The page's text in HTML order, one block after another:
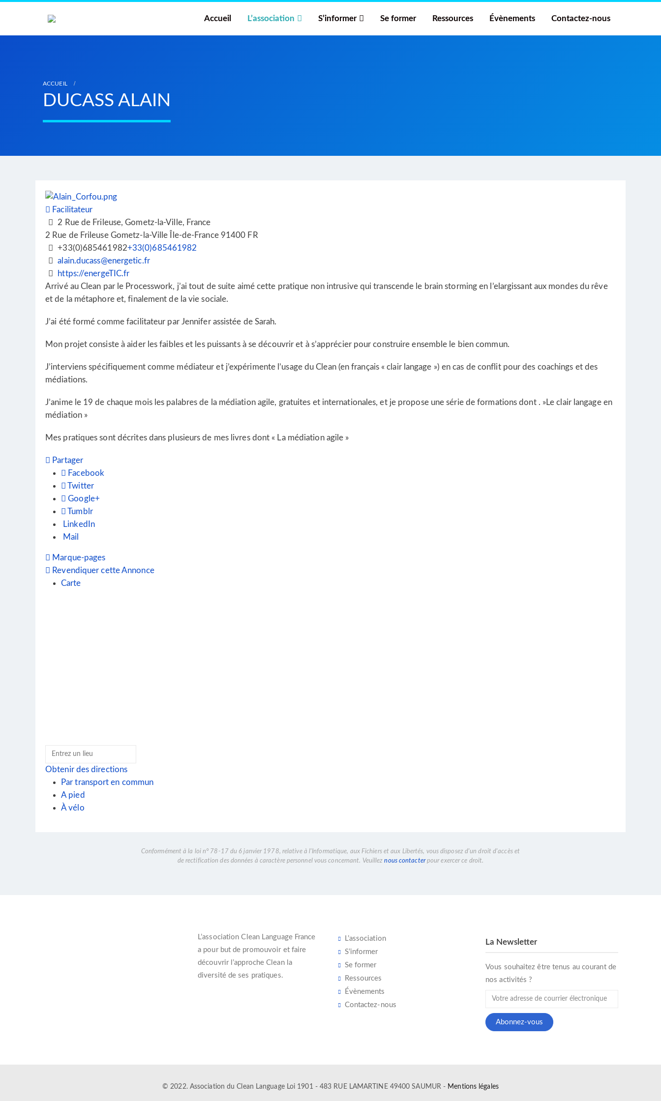
Accueil L’association S’informer Se former Ressources Évènements Contactez-nous
ACCUEIL
DUCASS ALAIN
Facilitateur
2 Rue de Frileuse, Gometz-la-Ville, France
2 Rue de Frileuse Gometz-la-Ville Île-de-France 91400 FR
+33(0)685461982+33(0)685461982
alain.ducass@energetic.fr
https://energeTIC.fr
Arrivé au Clean par le Processwork, j’ai tout de suite aimé cette pratique non intrusive qui transcende le brain storming en l’elargissant aux mondes du rêve
et de la métaphore et, finalement de la vie sociale.
J’ai été formé comme facilitateur par Jennifer assistée de Sarah.
Mon projet consiste à aider les faibles et les puissants à se découvrir et à s’apprécier pour construire ensemble le bien commun.
J’interviens spécifiquement comme médiateur et j’expérimente l’usage du Clean (en français « clair langage ») en cas de conflit pour des coachings et des
médiations.
J’anime le 19 de chaque mois les palabres de la médiation agile, gratuites et internationales, et je propose une série de formations dont . »Le clair langage en
médiation »
Mes pratiques sont décrites dans plusieurs de mes livres dont « La médiation agile »
Partager
Facebook
Twitter
Google+
Tumblr
LinkedIn
Mail
Marque-pages
Revendiquer cette Annonce
Carte
Obtenir des directions
Par transport en commun
A pied
À vélo
Conformément à la loi n° 78-17 du 6 janvier 1978, relative à l'Informatique, aux Fichiers et aux Libertés, vous disposez d'un droit d'accès et
de rectification des données à caractère personnel vous concernant. Veuilleznous contacterpour exercer ce droit.
L’association Clean Language France
a pour but de promouvoir et faire
découvrir l’approche Cleanla
diversité de ses pratiques.
L’association
S’informer
Se former
Ressources
Évènements
Contactez-nous
La Newsletter
Vous souhaitez être tenus au courant de
nos activités ?
© 2022. Association du Clean Language Loi 1901 - 483 RUE LAMARTINE 49400 SAUMUR - Mentions légales